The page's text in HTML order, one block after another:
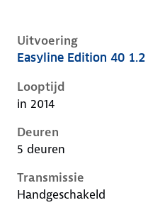
Uitvoering
Volkswagen Golf vii,
Easyline Edition 40 1.2
Looptijd
in 2014
Deuren
5 deuren
Transmissie
Handgeschakeld